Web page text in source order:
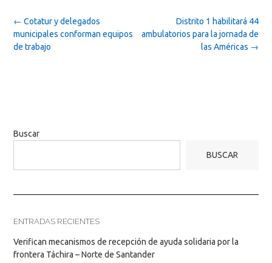
Post
navigation
Distrito 1 habilitará 44
ambulatorios para la jornada de
las Américas →
← Cotatur y delegados
municipales conforman equipos
de trabajo
Buscar
BUSCAR
ENTRADAS RECIENTES
Verifican mecanismos de recepción de ayuda solidaria por la
frontera Táchira – Norte de Santander